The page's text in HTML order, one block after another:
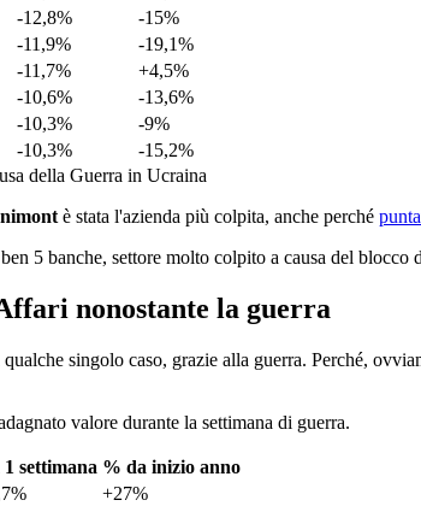
-12,8%
-15%
-11,9%
-19,1%
-11,7%
+4,5%
-10,6%
-13,6%
-10,3%
-9%
-10,3%
-15,2%
della Guerra in Ucraina
è stata l'azienda più colpita, anche perché
5 banche, settore molto colpito a causa del blocco
nonostante la guerra
singolo caso, grazie alla guerra. Perché,
valore durante la settimana di guerra.
settimana % da inizio anno
+27%